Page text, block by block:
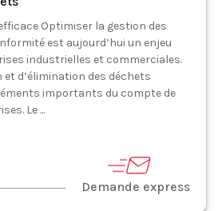
Optimiser la gestion des
est aujourd’hui un enjeu
industrielles et commerciales.
et d’élimination des déchets
importants du compte de
Le ...
Demande express